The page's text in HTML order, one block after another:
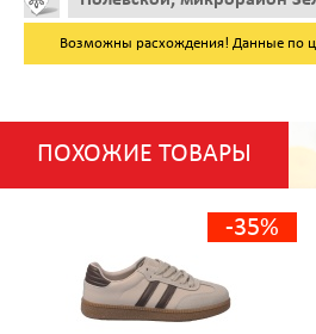
Возможны расхождения! Данные по
ПОХОЖИЕ ТОВАРЫ
-35%